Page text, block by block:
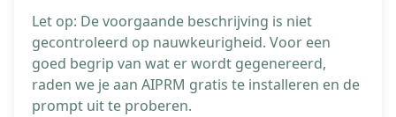
Let op: De voorgaande beschrijving is niet
gecontroleerd op nauwkeurigheid. Voor een
goed begrip van wat er wordt gegenereerd,
raden we je aan AIPRM gratis te installeren en de
prompt uit te proberen.